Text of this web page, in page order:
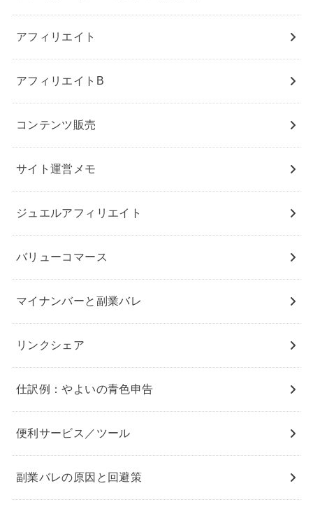
アフィリエイト
アフィリエイトB
コンテンツ販売
サイト運営メモ
ジュエルアフィリエイト
バリューコマース
マイナンバーと副業バレ
リンクシェア
仕訳例：やよいの青色申告
便利サービス／ツール
副業バレの原因と回避策